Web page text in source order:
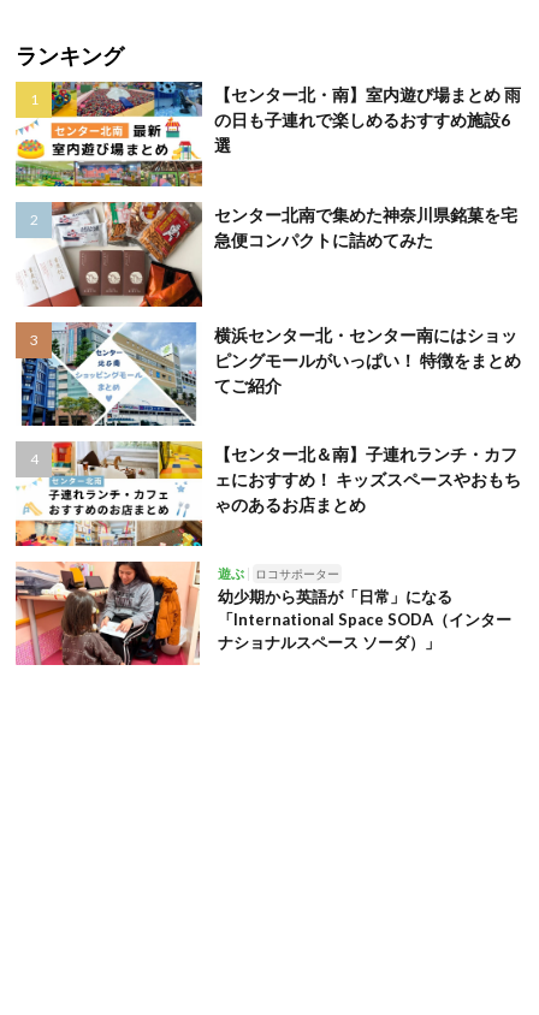
ランキング
【センター北・南】室内遊び場まとめ 雨
の日も子連れで楽しめるおすすめ施設6
選
センター北南で集めた神奈川県銘菓を宅
急便コンパクトに詰めてみた
横浜センター北・センター南にはショッ
ピングモールがいっぱい！ 特徴をまとめ
てご紹介
【センター北＆南】子連れランチ・カフ
ェにおすすめ！ キッズスペースやおもち
ゃのあるお店まとめ
遊ぶ ロコサポーター
幼少期から英語が「日常」になる
「International Space SODA（インター
ナショナルスペース ソーダ）」